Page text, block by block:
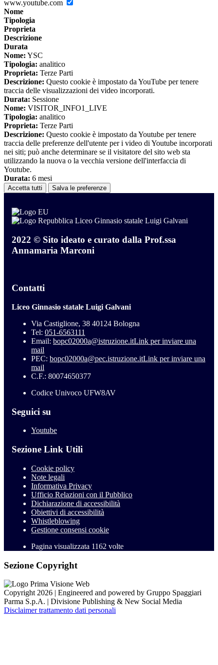
www.youtube.com
Nome
Tipologia
Proprieta
Descrizione
Durata
Nome: YSC
Tipologia: analitico
Proprieta: Terze Parti
Descrizione: Questo cookie è impostato da YouTube per tenere
traccia delle visualizzazioni dei video incorporati.
Durata: Sessione
Nome: VISITOR_INFO1_LIVE
Tipologia: analitico
Proprieta: Terze Parti
Descrizione: Questo cookie è impostato da Youtube per tenere
traccia delle preferenze dell'utente per i video di Youtube incorporati
nei siti; può anche determinare se il visitatore del sito web sta
utilizzando la nuova o la vecchia versione dell'interfaccia di
Youtube.
Durata: 6 mesi
Accetta tutti Salva le preferenze
Liceo Ginnasio statale Luigi Galvani
2022 © Sito ideato e curato dalla Prof.ssa
Annamaria Marconi
Contatti
Liceo Ginnasio statale Luigi Galvani
Via Castiglione, 38 40124 Bologna
Tel: 051-6563111
Email: bopc02000a@istruzione.itLink per inviare una
mail
PEC: bopc02000a@pec.istruzione.itLink per inviare una
mail
C.F.: 80074650377
Codice Univoco UFW8AV
Seguici su
Youtube
Sezione Link Utili
Cookie policy
Note legali
Informativa Privacy
Ufficio Relazioni con il Pubblico
Dichiarazione di accessibilità
Obiettivi di accessibilità
Whistleblowing
Gestione consensi cookie
Pagina visualizzata 1162 volte
Sezione Copyright
Copyright 2026 | Engineered and powered by Gruppo Spaggiari
Parma S.p.A. | Divisione Publishing & New Social Media
Disclaimer trattamento dati personali